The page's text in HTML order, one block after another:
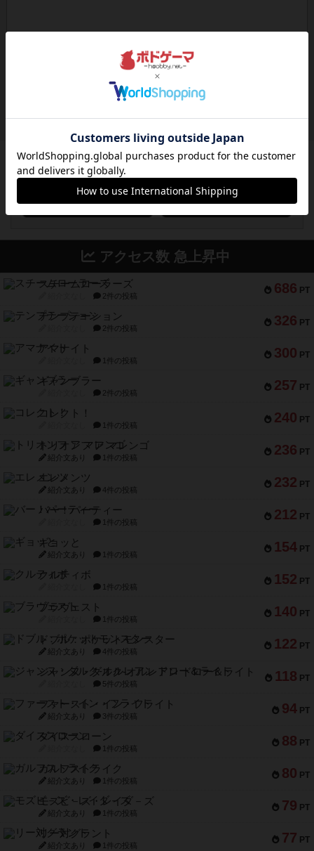
ボドゲーマのアプリ版はこちら
アクセス数 急上昇中
686 PT
スチームローラーズ
2件の投稿
326 PT
テンプテーション
2件の投稿
300 PT
アマナイト
1件の投稿
257 PT
ギャンブラー
2件の投稿
240 PT
コレクト！
1件の投稿
236 PT
トリオンフ ア マレンゴ
紹介文あり 1件の投稿
232 PT
エレメンツ
紹介文あり 4件の投稿
212 PT
バー！パーティー
1件の投稿
154 PT
ギョッと
紹介文あり 1件の投稿
152 PT
クルティボ
1件の投稿
140 PT
ブラヴェスト
1件の投稿
122 PT
ドブル：ポケットモンスター
紹介文あり 4件の投稿
118 PT
ジャンヌ・ダルク-オルレアン ドロー＆ライト
5件の投稿
94 PT
ファースト・イン・フライト
紹介文あり 3件の投稿
88 PT
ダイススローン
1件の投稿
80 PT
ガルフストライク
紹介文あり 1件の投稿
79 PT
モズビ－ズ・レイダ－ズ
紹介文あり 1件の投稿
77 PT
リー対グラント
紹介文あり 1件の投稿